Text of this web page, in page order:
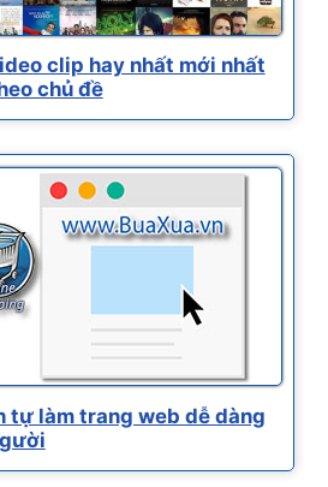
clip hay nhất mới nhất
chủ đề
tự làm trang web dễ dàng